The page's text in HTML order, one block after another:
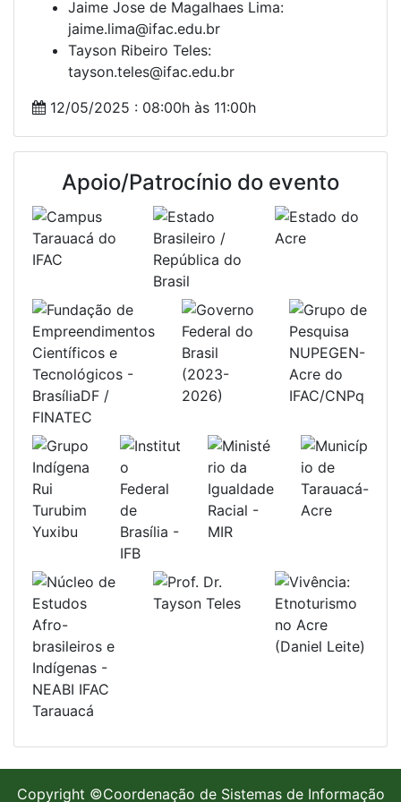
12 de Maio de 2025 até 17 de Maio de 2025
IFAC CAMPUS TARAUACÁ - BR 364, km 539.
69970-000. Tarauacá, Acre.
Jaime Jose de Magalhaes Lima:
jaime.lima@ifac.edu.br
Tayson Ribeiro Teles:
tayson.teles@ifac.edu.br
12/05/2025 : 08:00h às 11:00h
Apoio/Patrocínio do evento
Copyright ©Coordenação de Sistemas de Informação